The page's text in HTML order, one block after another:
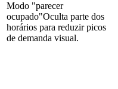
Modo "parecer
ocupado"Oculta parte dos
horários para reduzir picos
de demanda visual.